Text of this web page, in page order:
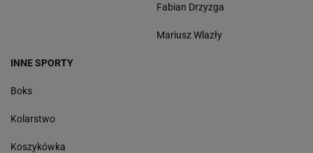
Fabian Drzyzga
Mariusz Wlazły
INNE SPORTY
Boks
Kolarstwo
Koszykówka